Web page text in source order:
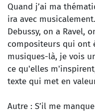
Quand j’ai ma
ira avec
Debussy, on a Ravel,
compositeurs qui ont
musiques-là, je vois
ce qu'elles
texte qui met en
Autre : S’il me